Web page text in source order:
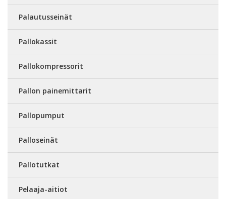
Palautusseinät
Pallokassit
Pallokompressorit
Pallon painemittarit
Pallopumput
Palloseinät
Pallotutkat
Pelaaja-aitiot